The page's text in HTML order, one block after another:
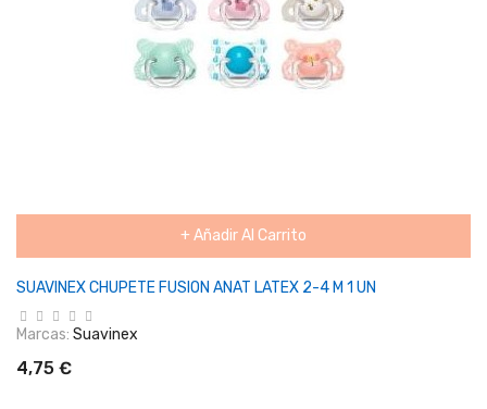
+ Añadir Al Carrito
SUAVINEX CHUPETE FUSION ANAT LATEX 2-4 M 1 UN
Marcas: Suavinex
4,75 €